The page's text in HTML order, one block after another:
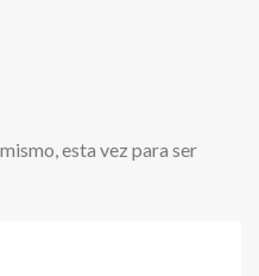
esta vez para ser